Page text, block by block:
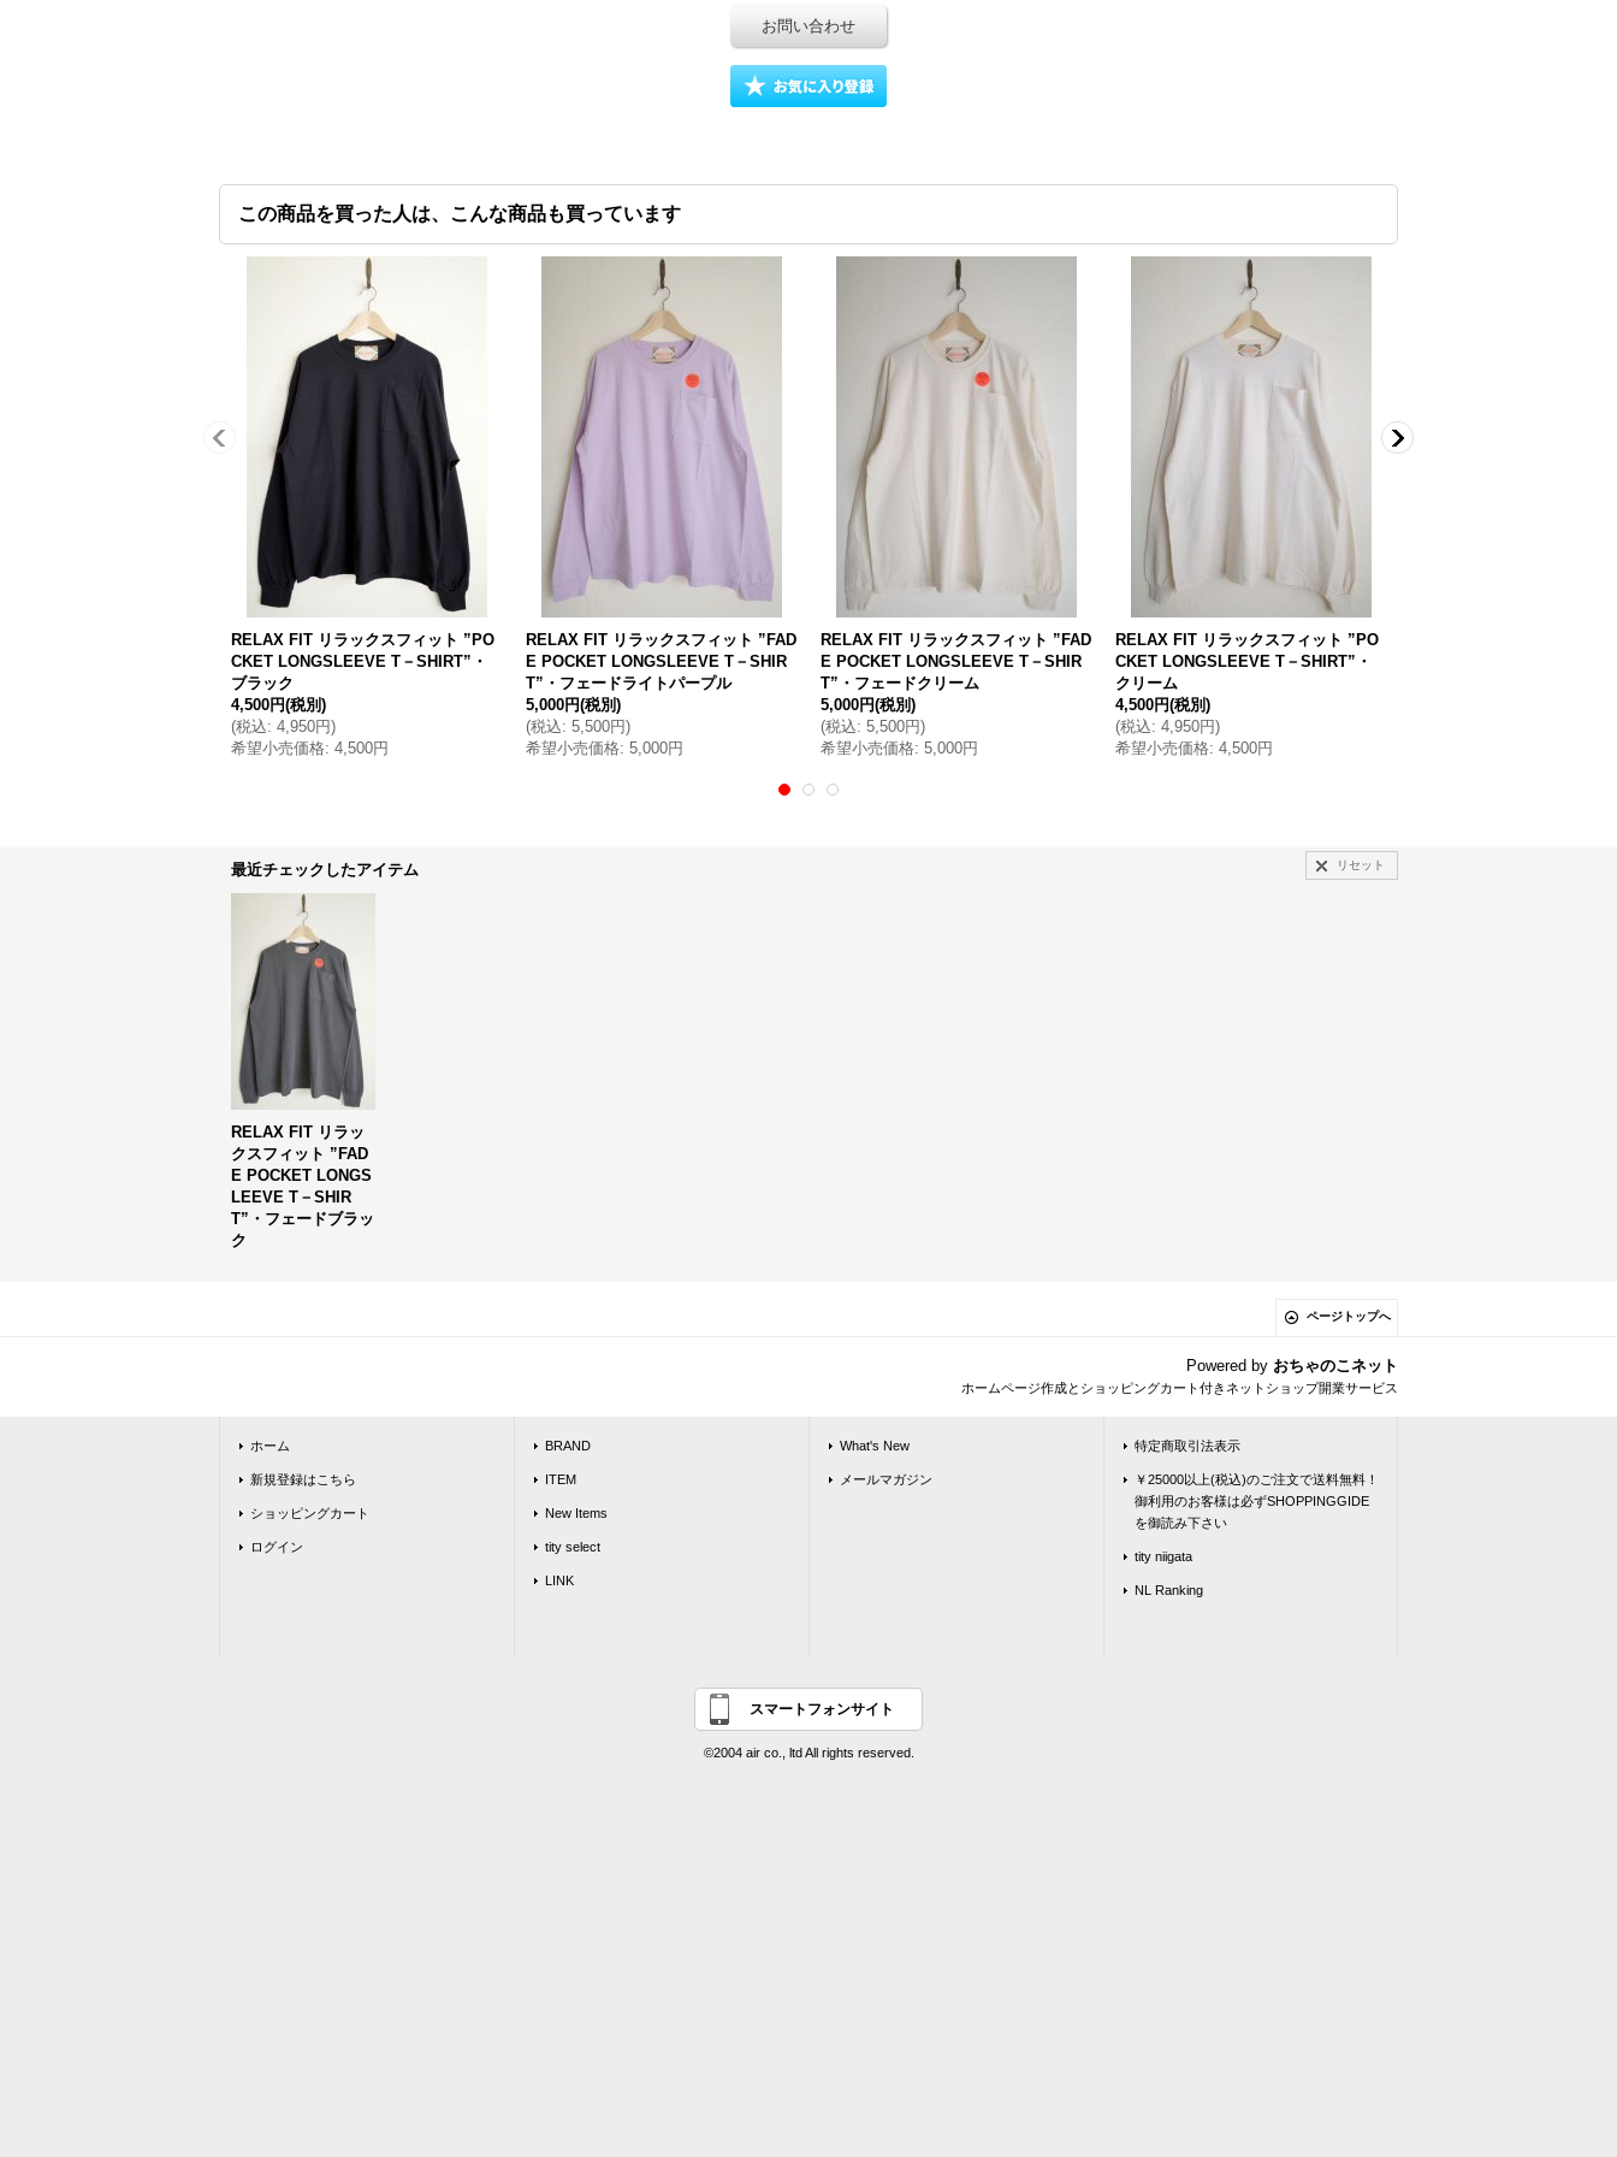
お問い合わせ
この商品を買った人は、こんな商品も買っています
RELAX FIT リラックスフィット ”PO
CKET LONGSLEEVE T－SHIRT”・
ブラック
4,500円(税別)
(税込: 4,950円)
希望小売価格: 4,500円
RELAX FIT リラックスフィット ”FAD
E POCKET LONGSLEEVE T－SHIR
T”・フェードライトパープル
5,000円(税別)
(税込: 5,500円)
希望小売価格: 5,000円
RELAX FIT リラックスフィット ”FAD
E POCKET LONGSLEEVE T－SHIR
T”・フェードクリーム
5,000円(税別)
(税込: 5,500円)
希望小売価格: 5,000円
RELAX FIT リラックスフィット ”PO
CKET LONGSLEEVE T－SHIRT”・
クリーム
4,500円(税別)
(税込: 4,950円)
希望小売価格: 4,500円
最近チェックしたアイテム リセット
RELAX FIT リラッ
クスフィット ”FAD
E POCKET LONGS
LEEVE T－SHIR
T”・フェードブラッ
ク
ページトップへ
Powered by おちゃのこネット
ホームページ作成とショッピングカート付きネットショップ開業サービス
ホーム
新規登録はこちら
ショッピングカート
ログイン
BRAND
ITEM
New Items
tity select
LINK
What's New
メールマガジン
特定商取引法表示
￥25000以上(税込)のご注文で送料無料！
御利用のお客様は必ずSHOPPINGGIDE
を御読み下さい
tity niigata
NL Ranking
スマートフォンサイト
©2004 air co., ltd All rights reserved.